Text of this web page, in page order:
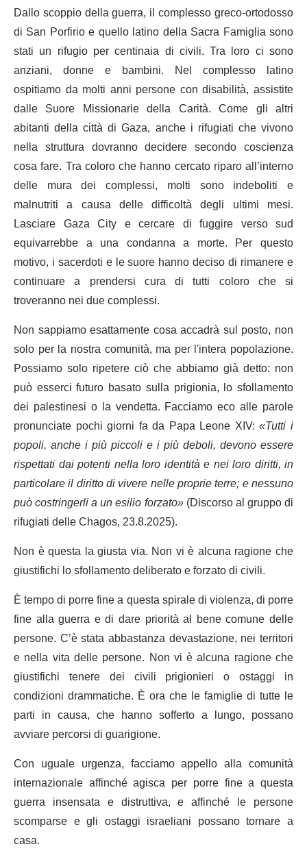
Dallo scoppio della guerra, il complesso greco-ortodosso
di San Porfirio e quello latino della Sacra Famiglia sono
stati un rifugio per centinaia di civili. Tra loro ci sono
anziani, donne e bambini. Nel complesso latino
ospitiamo da molti anni persone con disabilità, assistite
dalle Suore Missionarie della Carità. Come gli altri
abitanti della città di Gaza, anche i rifugiati che vivono
nella struttura dovranno decidere secondo coscienza
cosa fare. Tra coloro che hanno cercato riparo all’interno
delle mura dei complessi, molti sono indeboliti e
malnutriti a causa delle difficoltà degli ultimi mesi.
Lasciare Gaza City e cercare di fuggire verso sud
equivarrebbe a una condanna a morte. Per questo
motivo, i sacerdoti e le suore hanno deciso di rimanere e
continuare a prendersi cura di tutti coloro che si
troveranno nei due complessi.
Non sappiamo esattamente cosa accadrà sul posto, non
solo per la nostra comunità, ma per l'intera popolazione.
Possiamo solo ripetere ciò che abbiamo già detto: non
può esserci futuro basato sulla prigionia, lo sfollamento
dei palestinesi o la vendetta. Facciamo eco alle parole
pronunciate pochi giorni fa da Papa Leone XIV:«Tutti i
popoli, anche i più piccoli e i più deboli, devono essere
rispettati dai potenti nella loro identità e nei loro diritti, in
particolare il diritto di vivere nelle proprie terre; e nessuno
può costringerli a un esilio forzato»(Discorso al gruppo di
rifugiati delle Chagos, 23.8.2025).
Non è questa la giusta via. Non vi è alcuna ragione che
giustifichi lo sfollamento deliberato e forzato di civili.
È tempo di porre fine a questa spirale di violenza, di porre
fine alla guerra e di dare priorità al bene comune delle
persone. C’è stata abbastanza devastazione, nei territori
e nella vita delle persone. Non vi è alcuna ragione che
giustifichi tenere dei civili prigionieri o ostaggi in
condizioni drammatiche. È ora che le famiglie di tutte le
parti in causa, che hanno sofferto a lungo, possano
avviare percorsi di guarigione.
Con uguale urgenza, facciamo appello alla comunità
internazionale affinché agisca per porre fine a questa
guerra insensata e distruttiva, e affinché le persone
scomparse e gli ostaggi israeliani possano tornare a
casa.